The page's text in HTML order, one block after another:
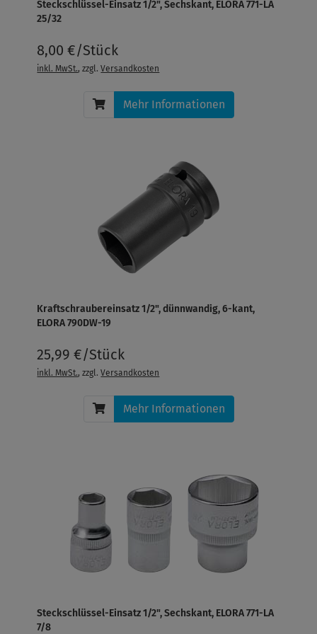
Steckschlüssel-Einsatz 1/2", Sechskant, ELORA 771-LA
25/32
8,00 €/Stück
inkl. MwSt., zzgl.Versandkosten
Mehr Informationen
Kraftschraubereinsatz 1/2", dünnwandig, 6-kant,
ELORA 790DW-19
25,99 €/Stück
inkl. MwSt., zzgl.Versandkosten
Mehr Informationen
Steckschlüssel-Einsatz 1/2", Sechskant, ELORA 771-LA
7/8